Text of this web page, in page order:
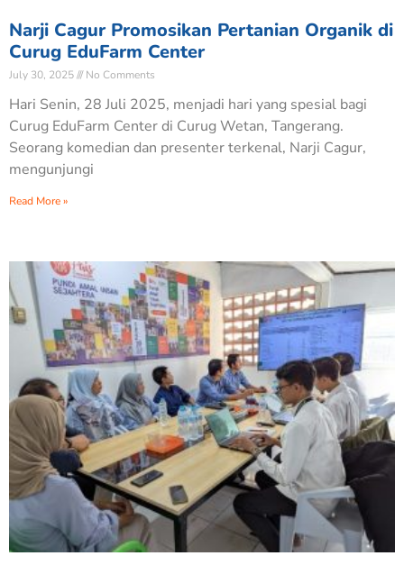
Narji Cagur Promosikan Pertanian Organik di
Curug EduFarm Center
July 30, 2025 No Comments
Hari Senin, 28 Juli 2025, menjadi hari yang spesial bagi
Curug EduFarm Center di Curug Wetan, Tangerang.
Seorang komedian dan presenter terkenal, Narji Cagur,
mengunjungi
Read More »